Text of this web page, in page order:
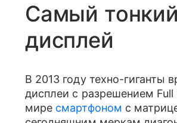
Самый
дисплей
В 2013 году техно-гиганты
дисплеи с разрешением
мире смартфоном с